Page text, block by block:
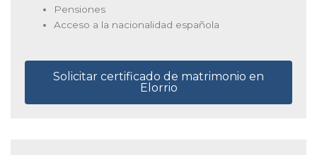
Pensiones
Acceso a la nacionalidad española
Solicitar certificado de matrimonio en
Elorrio